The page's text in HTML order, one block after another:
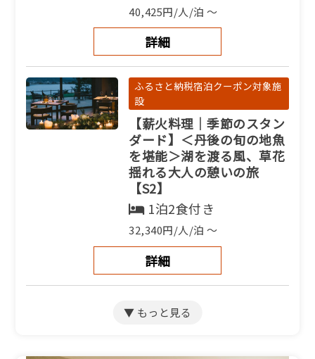
40,425円/人/泊 ～
詳細
ふるさと納税宿泊クーポン対象施
設
【薪火料理｜季節のスタン
ダード】＜丹後の旬の地魚
を堪能＞湖を渡る風、草花
揺れる大人の憩いの旅
【S2】
1泊2食付き
32,340円/人/泊 ～
詳細
設